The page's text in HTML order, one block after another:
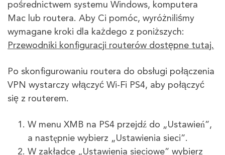
pośrednictwem systemu Windows, komputera
Mac lub routera. Aby Ci pomóc, wyróżniliśmy
wymagane kroki dla każdego z poniższych:
Przewodniki konfiguracji routerów dostępne tutaj.
Po skonfigurowaniu routera do obsługi połączenia
VPN wystarczy włączyć Wi-Fi PS4, aby połączyć
się z routerem.
W menu XMB na PS4 przejdź do „Ustawień”,
a następnie wybierz „Ustawienia sieci”.
W zakładce „Ustawienia sieciowe” wybierz